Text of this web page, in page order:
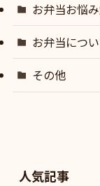
お弁当お悩
お弁当につ
その他
人気記事